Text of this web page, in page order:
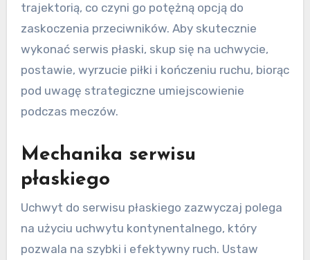
trajektorią, co czyni go potężną opcją do
zaskoczenia przeciwników. Aby skutecznie
wykonać serwis płaski, skup się na uchwycie,
postawie, wyrzucie piłki i kończeniu ruchu, biorąc
pod uwagę strategiczne umiejscowienie
podczas meczów.
Mechanika serwisu
płaskiego
Uchwyt do serwisu płaskiego zazwyczaj polega
na użyciu uchwytu kontynentalnego, który
pozwala na szybki i efektywny ruch. Ustaw